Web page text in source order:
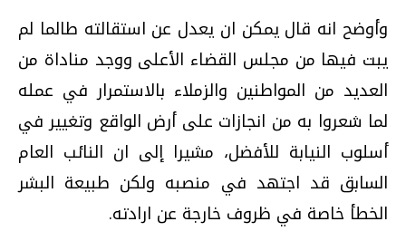
وأوضح انه قال يمكن ان يعدل عن استقالته طالما لم
يبت فيها من مجلس القضاء الأعلى ووجد مناداة من
العديد من المواطنين والزملاء بالاستمرار في عمله
لما شعروا به من انجازات على أرض الواقع وتغيير في
أسلوب النيابة للأفضل، مشيرا إلى ان النائب العام
السابق قد اجتهد في منصبه ولكن طبيعة البشر
الخطأ خاصة في ظروف خارجة عن ارادته.